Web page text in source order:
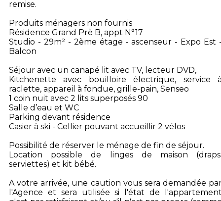
remise.
Produits ménagers non fournis
Résidence Grand Prè B, appt N°17
Studio - 29m² - 2ème étage - ascenseur - Expo Est
Balcon
Séjour avec un canapé lit avec TV, lecteur DVD,
Kitchenette avec bouilloire électrique, service
raclette, appareil à fondue, grille-pain, Senseo
1 coin nuit avec 2 lits superposés 90
Salle d’eau et WC
Parking devant résidence
Casier à ski - Cellier pouvant accueillir 2 vélos
Possibilité de réserver le ménage de fin de séjour.
Location possible de linges de maison
serviettes) et kit bébé.
A votre arrivée, une caution vous sera demandée
l'Agence et sera utilisée si l'état de